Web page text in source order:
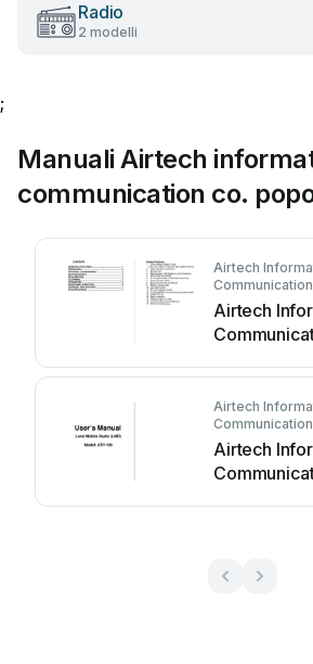
Radio
2 modelli
;
Manuali Airtech
communication co.
Airtech
Airtech
Airtech
Airtech